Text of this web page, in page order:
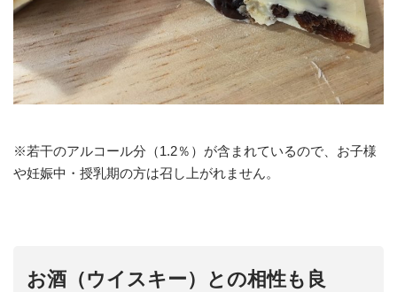
※若干のアルコール分（1.2％）が含まれているので、お子様
や妊娠中・授乳期の方は召し上がれません。
お酒（ウイスキー）との相性も良